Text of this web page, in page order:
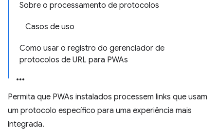
Sobre o processamento de protocolos
Casos de uso
Como usar o registro do gerenciador de
protocolos de URL para PWAs
Permita que PWAs instalados processem links que usam
um protocolo específico para uma experiência mais
integrada.